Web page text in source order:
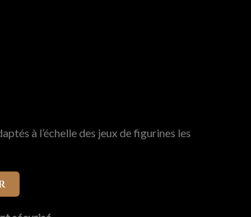
à l’échelle des jeux de figurines les